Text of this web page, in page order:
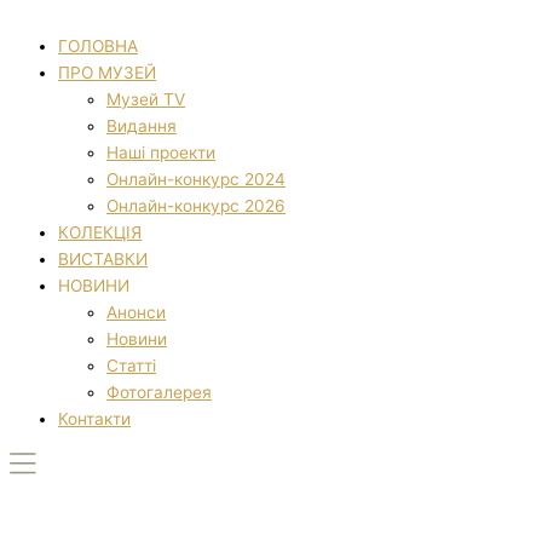
ГОЛОВНА
ПРО МУЗЕЙ
Музей TV
Видання
Наші проекти
Онлайн-конкурс 2024
Онлайн-конкурс 2026
КОЛЕКЦІЯ
ВИСТАВКИ
НОВИНИ
Анонси
Новини
Статті
Фотогалерея
Контакти